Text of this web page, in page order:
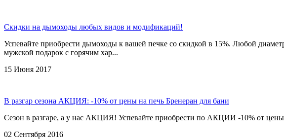
Скидки на дымоходы любых видов и модификаций!
Успевайте приобрести дымоходы к вашей печке со скидкой в 15%. Любой
мужской подарок с горячим хар...
15 Июня 2017
В разгар сезона АКЦИЯ: -10% от цены на печь Бренеран для бани
Сезон в разгаре, а у нас АКЦИЯ! Успевайте приобрести по АКЦИИ -10% от
02 Сентября 2016